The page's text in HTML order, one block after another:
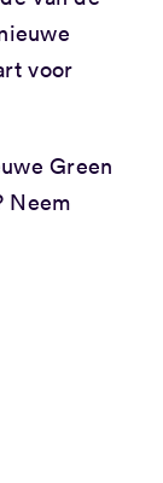
voor
Green
Neem